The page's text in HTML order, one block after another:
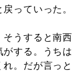
っていった。
そうすると南西
する。うちは
。だが言っと